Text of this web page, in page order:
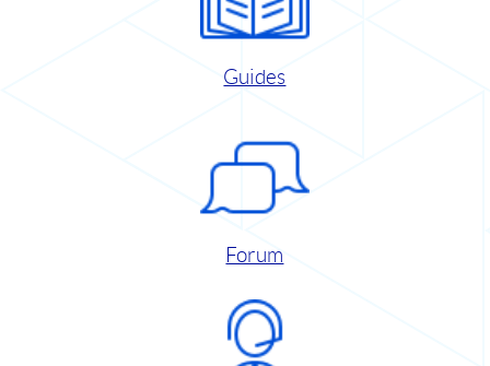
Guides
Forum